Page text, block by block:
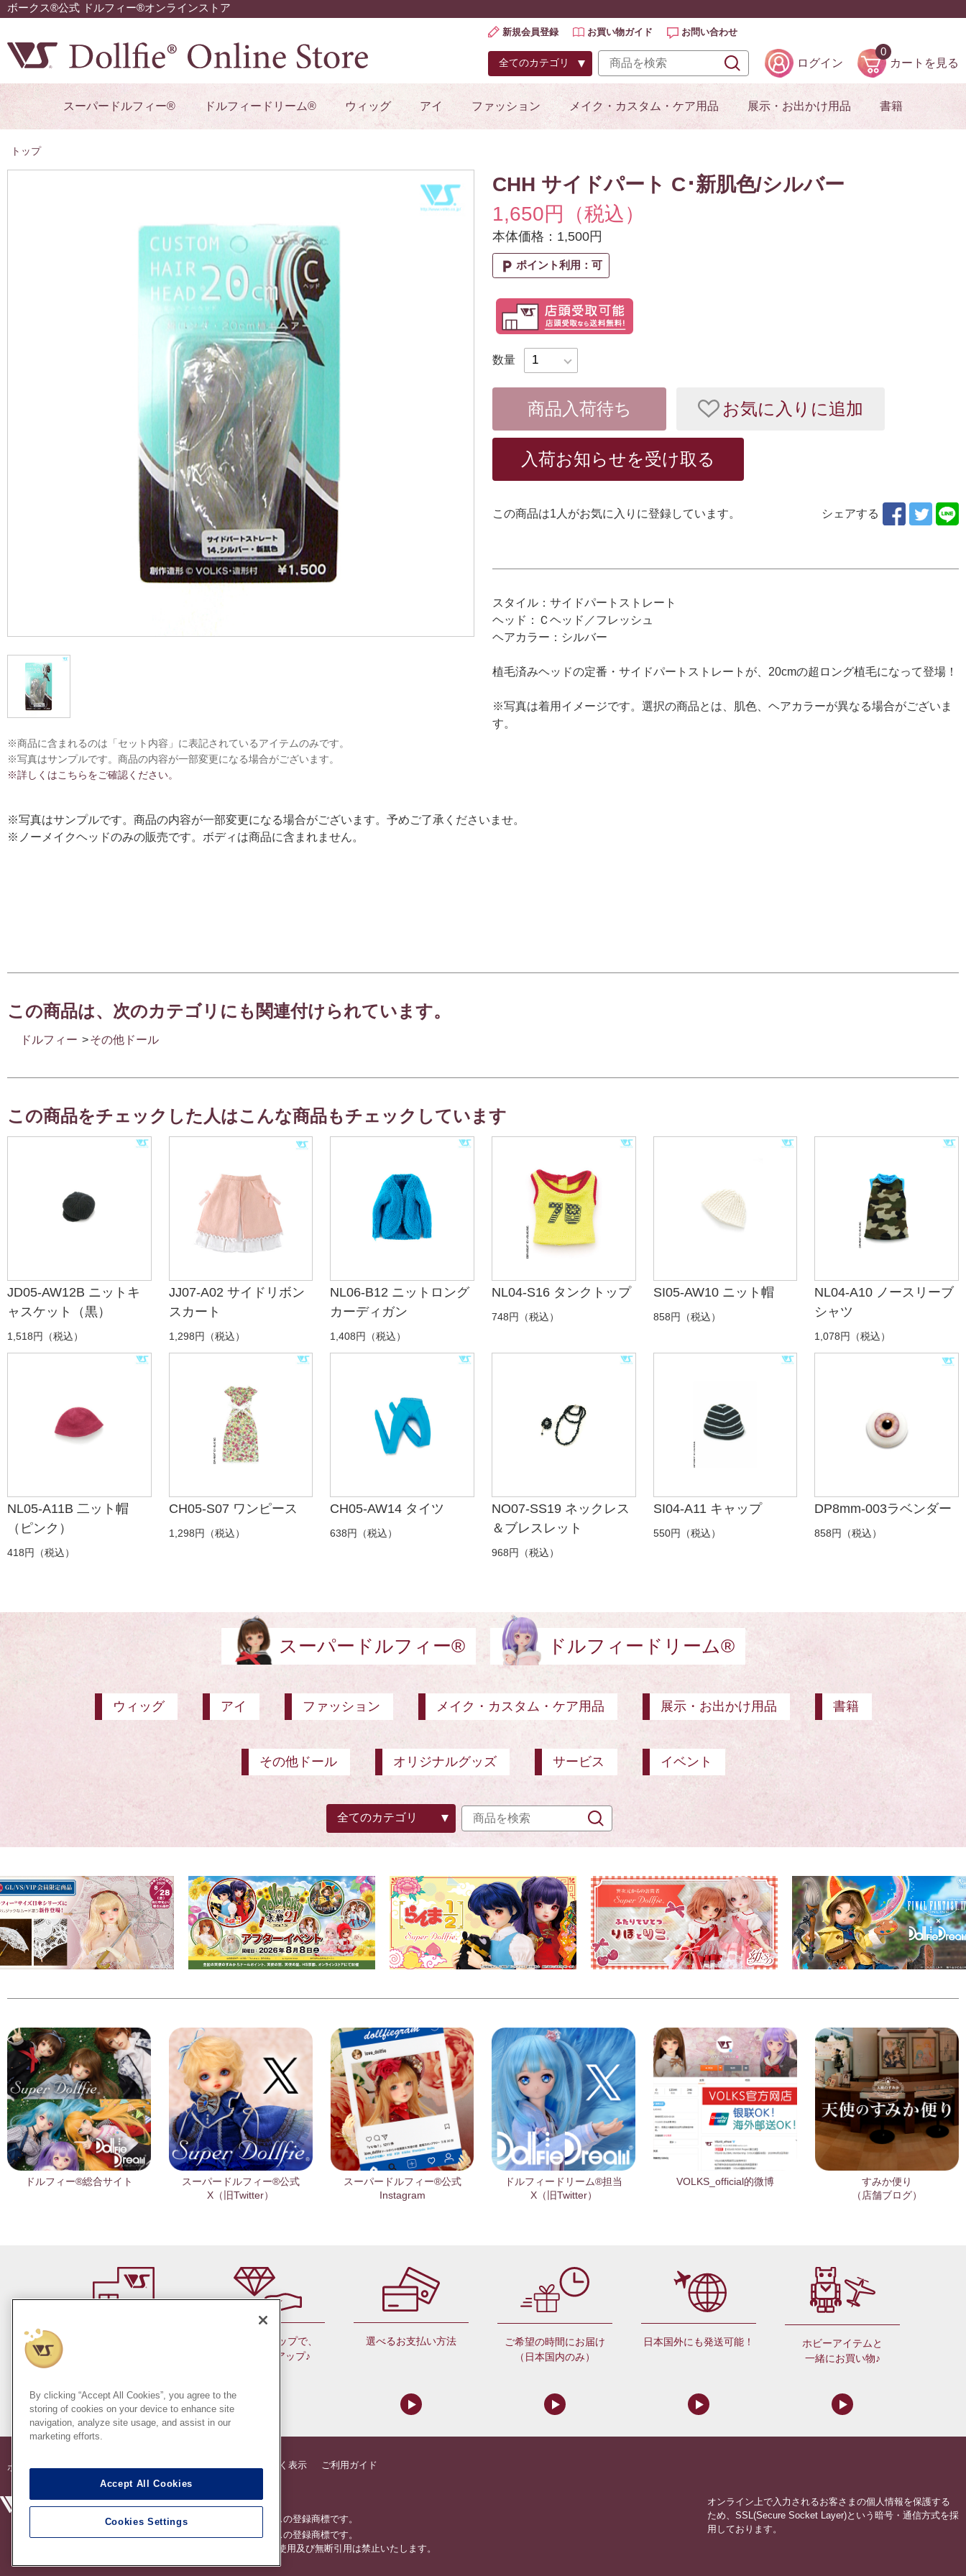
ボークス®公式 ドルフィー®オンラインストア
新規会員登録 お買い物ガイド お問い合わせ
ログイン
0
カートを見る
スーパードルフィー® ドルフィードリーム® ウィッグ アイ ファッション メイク・カスタム・ケア用品 展示・お出かけ用品 書籍
トップ
※商品に含まれるのは「セット内容」に表記されているアイテムのみです。
※写真はサンプルです。商品の内容が一部変更になる場合がございます。
※詳しくはこちらをご確認ください。
CHH サイドパート C･新肌色/シルバー
1,650円（税込）
本体価格：1,500円
local_parking ポイント利用：可
数量
商品入荷待ち お気に入りに追加
入荷お知らせを受け取る
この商品は1 人がお気に入りに登録しています。 シェアする
スタイル：サイドパートストレート
ヘッド：Ｃヘッド／フレッシュ
ヘアカラー：シルバー
植毛済みヘッドの定番・サイドパートストレートが、20cmの超ロング植毛になって登場！
※写真は着用イメージです。選択の商品とは、肌色、ヘアカラーが異なる場合がございま
す。
※写真はサンプルです。商品の内容が一部変更になる場合がございます。予めご了承くださいませ。
※ノーメイクヘッドのみの販売です。ボディは商品に含まれません。
この商品は、次のカテゴリにも関連付けられています。
ドルフィー >その他ドール
この商品をチェックした人はこんな商品もチェックしています
JD05-AW12B ニットキ
ャスケット（黒）
1,518円（税込）
JJ07-A02 サイドリボン
スカート
1,298円（税込）
NL06-B12 ニットロング
カーディガン
1,408円（税込）
NL04-S16 タンクトップ
748円（税込）
SI05-AW10 ニット帽
858円（税込）
NL04-A10 ノースリーブ
シャツ
1,078円（税込）
NL05-A11B 二ット帽
（ピンク）
418円（税込）
CH05-S07 ワンピース
1,298円（税込）
CH05-AW14 タイツ
638円（税込）
NO07-SS19 ネックレス
＆ブレスレット
968円（税込）
SI04-A11 キャップ
550円（税込）
DP8mm-003ラベンダー
858円（税込）
スーパードルフィー® ドルフィードリーム®
ウィッグ アイ ファッション メイク・カスタム・ケア用品 展示・お出かけ用品 書籍
その他ドール オリジナルグッズ サービス イベント
ドルフィー®総合サイト
スーパードルフィー®公式
X（旧Twitter）
スーパードルフィー®公式
Instagram
ドルフィードリーム®担当
X（旧Twitter）
VOLKS_official的微博
すみか便り
（店舗ブログ）
会員ランクアップで、
ポイントもアップ♪
選べるお支払い方法
ご希望の時間にお届け
（日本国内のみ）
日本国外にも発送可能！
ホビーアイテムと
一緒にお買い物♪
ボークス 公式 ドルフィー オンラインストア 特定商法に基づく表示 ご利用ガイド
創作造形©造形村/ボークス
スーパードルフィー
は株式会社ボークスの登録商標です。
ドルフィードリーム は株式会社ボークスの登録商標です。
※このコンテンツ内の情報、画像の二次使用及び無断引用は禁止いたします。
オンライン上で入力されるお客さまの個人情報を保護する
ため、SSL(Secure Socket Layer)という暗号・通信方式を採
用しております。
By clicking “Accept All Cookies”, you agree to the
storing of cookies on your device to enhance site
navigation, analyze site usage, and assist in our
marketing efforts.
Accept All Cookies
Cookies Settings